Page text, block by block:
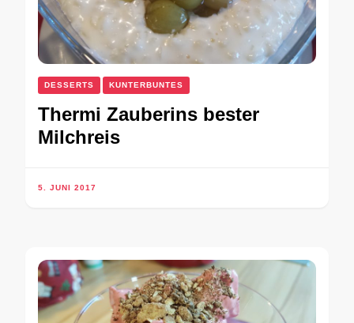
DESSERTS KUNTERBUNTES
Thermi Zauberins bester
Milchreis
5. JUNI 2017